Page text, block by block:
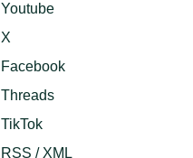
Youtube
X
Facebook
Threads
TikTok
RSS / XML